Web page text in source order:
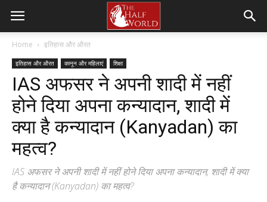
Home इतिहास और औरत
इतिहास और औरत कानून और महिलाएं शिक्षा
IAS अफसर ने अपनी शादी में नहीं
होने दिया अपना कन्यादान, शादी में
क्या है कन्यादान (Kanyadan) का
महत्व?
IAS अफसर ने अपनी शादी में नहीं होने दिया अपना कन्यादान, शादी में क्या
है कन्यादान (Kanyadan) का महत्व?